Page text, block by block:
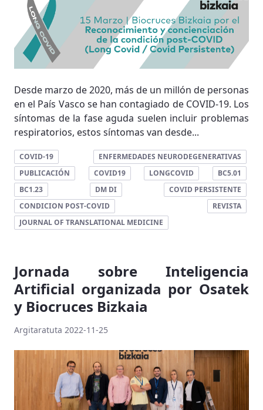
Desde marzo de 2020, más de un millón de personas
en el País Vasco se han contagiado de COVID-19. Los
síntomas de la fase aguda suelen incluir problemas
respiratorios, estos síntomas van desde...
COVID-19
ENFERMEDADES NEURODEGENERATIVAS
PUBLICACIÓN
COVID19 LONGCOVID
BC5.01
BC1.23
DM DI
COVID PERSISTENTE
CONDICION POST-COVID
REVISTA
JOURNAL OF TRANSLATIONAL MEDICINE
Jornada sobre Inteligencia
Artificial organizada por Osatek
y Biocruces Bizkaia
Argitaratuta 2022-11-25